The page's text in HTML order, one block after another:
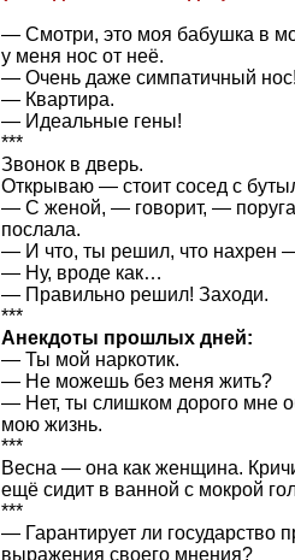
— Смотри, это моя бабушка в
у меня нос от неё.
— Очень даже симпатичный
— Квартира.
— Идеальные гены!
***
Звонок в дверь.
Открываю — стоит сосед с
— С женой, — говорит, —
послала.
— И что, ты решил, что нахрен
— Ну, вроде как…
— Правильно решил! Заходи.
***
Анекдоты прошлых дней:
— Ты мой наркотик.
— Не можешь без меня жить?
— Нет, ты слишком дорого мне
мою жизнь.
***
Весна — она как женщина.
ещё сидит в ванной с мокрой
***
— Гарантирует ли государство
выражения своего мнения?